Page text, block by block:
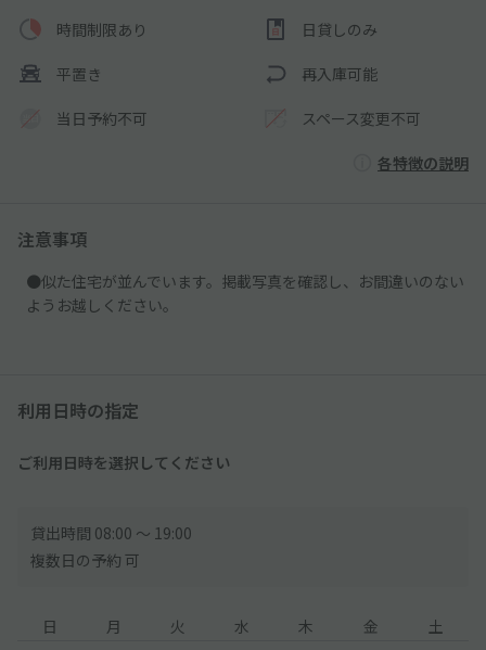
時間制限あり 日貸しのみ
平置き 再入庫可能
当日予約不可 スペース変更不可
各特徴の説明
注意事項
●似た住宅が並んでいます。掲載写真を確認し、お間違いのない
ようお越しください。
利用日時の指定
ご利用日時を選択してください
貸出時間 08:00 〜 19:00
複数日の予約 可
日 月 火 水 木 金 土